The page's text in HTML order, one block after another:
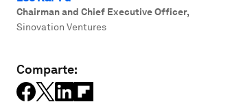
Chairman and Chief Executive Officer,
Sinovation Ventures
Comparte: